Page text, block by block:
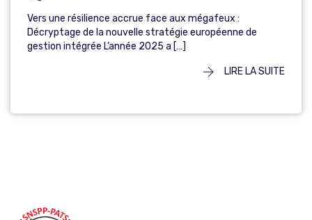
Vers une résilience accrue face aux mégafeux :
Décryptage de la nouvelle stratégie européenne de
gestion intégrée L’année 2025 a […]
LIRE LA SUITE